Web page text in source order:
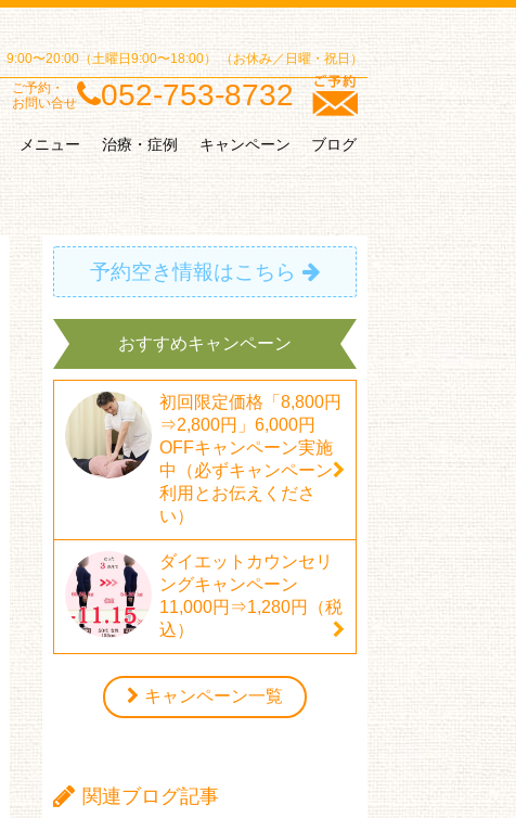
9:00〜20:00（土曜日9:00〜18:00） （お休み／日曜・祝日）
ご予約・
お問い合せ
052-753-8732
メニュー 治療・症例 キャンペーン ブログ
予約空き情報はこちら
おすすめキャンペーン
初回限定価格「8,800円
⇒2,800円」6,000円
OFFキャンペーン実施
中（必ずキャンペーン
利用とお伝えくださ
い）
ダイエットカウンセリ
ングキャンペーン
11,000円⇒1,280円（税
込）
キャンペーン一覧
関連ブログ記事